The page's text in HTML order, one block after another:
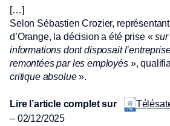
[…]
Selon Sébastien Crozier,
d’Orange, la décision a été prise «sur
informations dont disposait
remontées par les employés »,
critique absolue».
Lire l’article complet sur
– 02/12/2025